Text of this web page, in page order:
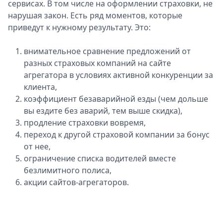
сервисах. В том числе на оформлении страховки, не
нарушая закон. Есть ряд моментов, которые
приведут к нужному результату. Это:
внимательное сравнение предложений от
разных страховых компаний на сайте
агрегатора в условиях активной конкуренции за
клиента,
коэффициент безаварийной езды (чем дольше
вы ездите без аварий, тем выше скидка),
продление страховки вовремя,
переход к другой страховой компании за бонус
от нее,
ограничение списка водителей вместе
безлимитного полиса,
акции сайтов-агрегаторов.